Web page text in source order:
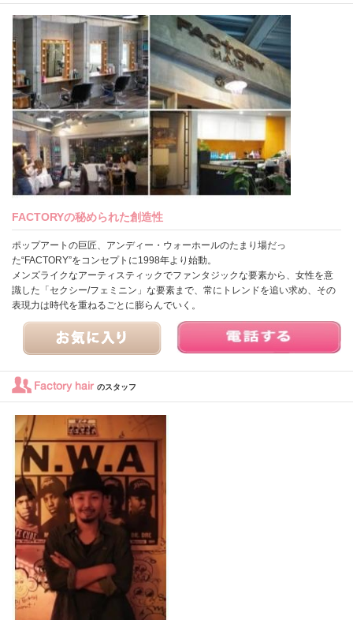
FACTORYの秘められた創造性
ポップアートの巨匠、アンディー・ウォーホールのたまり場だっ
た“FACTORY”をコンセプトに1998年より始動。
メンズライクなアーティスティックでファンタジックな要素から、女性を意
識した「セクシー/フェミニン」な要素まで、常にトレンドを追い求め、その
表現力は時代を重ねるごとに膨らんでいく。
Factory hair のスタッフ